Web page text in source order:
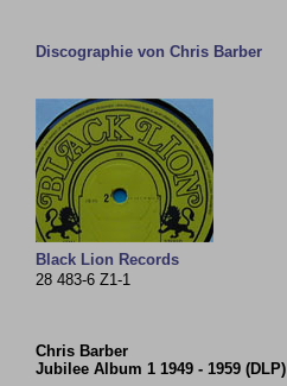
Discographie von Chris Barber
Black Lion Records
28 483-6 Z1-1
Chris Barber
Jubilee Album 1 1949 - 1959 (DLP)